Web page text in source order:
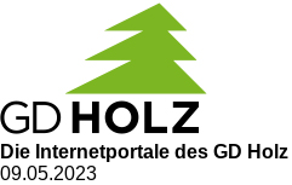
Die Internetportale des GD Holz
09.05.2023